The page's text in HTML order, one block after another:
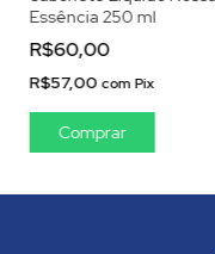
Essência 250 ml
R$60,00
R$57,00 com Pix